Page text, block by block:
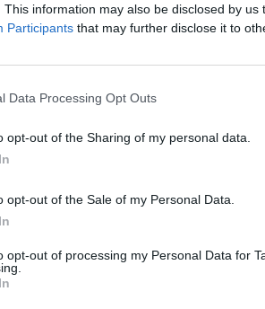
This information may also be disclosed by us
Participants that may further disclose it to
Data Processing Opt Outs
opt-out of the Sharing of my personal data.
opt-out of the Sale of my Personal Data.
opt-out of processing my Personal Data for
σχόλια ,
ανάσα του νεαρού
της βασιλικής φρουράς ,
στο χέρι , να αρχίσει να